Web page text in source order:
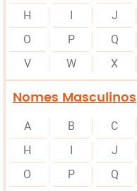
H
J
O
P Q
V
W X
Nomes Masculinos
A B C
H
J
O
P Q